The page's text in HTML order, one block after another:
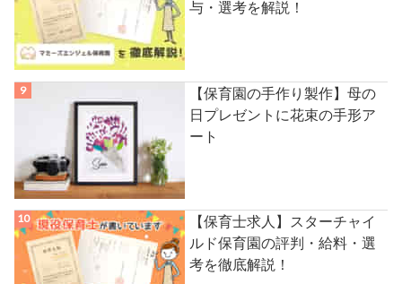
与・選考を解説！
【保育園の手作り製作】母の
日プレゼントに花束の手形ア
ート
【保育士求人】スターチャイ
ルド保育園の評判・給料・選
考を徹底解説！